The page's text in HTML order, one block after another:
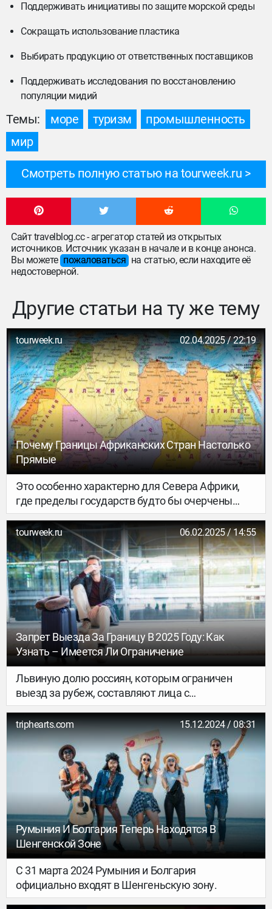
Поддерживать инициативы по защите морской среды
Сокращать использование пластика
Выбирать продукцию от ответственных поставщиков
Поддерживать исследования по восстановлению
популяции мидий
Темы: море туризм
промышленность
мир
Смотреть полную статью на tourweek.ru
Сайт travelblog.cc - агрегатор статей из открытых
источников. Источник указан в начале и в конце анонса.
Вы можете пожаловаться на статью, если находите её
недостоверной.
Другие статьи на ту же тему
tourweek.ru 02.04.2025 / 22:19
Почему Границы Африканских Стран Настолько
Прямые
Это особенно характерно для Севера Африки,
где пределы государств будто бы очерчены
линейкой. Всё дело в особенностях развития
континента и его географических условиях…
tourweek.ru 06.02.2025 / 14:55
Запрет Выезда За Границу В 2025 Году: Как
Узнать – Имеется Ли Ограничение
Львиную долю россиян, которым ограничен
выезд за рубеж, составляют лица с
финансовыми задолженностями. В меньшую
группу входят некоторые военнообязанные...
triphearts.com 15.12.2024 / 08:31
Румыния И Болгария Теперь Находятся В
Шенгенской Зоне
С 31 марта 2024 Румыния и Болгария
официально входят в Шенгеньскую зону.